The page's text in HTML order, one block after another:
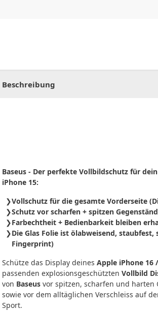
Beschreibung
Baseus - Der perfekte Vollbildschutz für
iPhone 15:
Vollschutz für die gesamte Vorderseite
Schutz vor scharfen + spitzen
Farbechtheit + Bedienbarkeit bleiben
Die Glas Folie ist ölabweisend,
Fingerprint)
Schütze das Display deines Apple iPhone 16
passenden explosionsgeschützten Vollbild
von Baseus vor spitzen, scharfen und harten
sowie vor dem alltäglichen Verschleiss auf
Sport.